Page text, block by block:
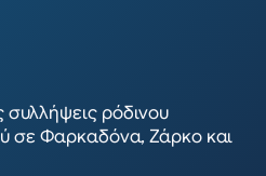
συλλήψεις ρόδινου
σε Φαρκαδόνα, Ζάρκο και